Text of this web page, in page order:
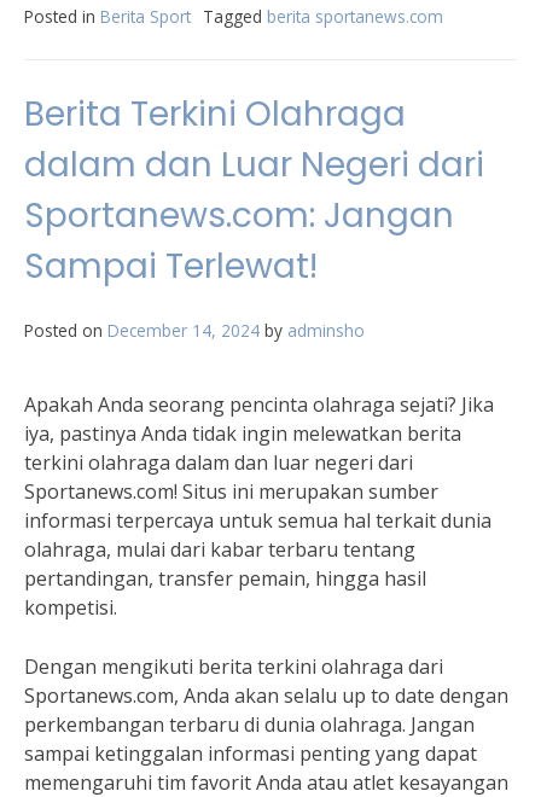
Posted in Berita Sport Tagged berita sportanews.com
Berita Terkini Olahraga
dalam dan Luar Negeri dari
Sportanews.com: Jangan
Sampai Terlewat!
Posted on December 14, 2024 by adminsho
Apakah Anda seorang pencinta olahraga sejati? Jika
iya, pastinya Anda tidak ingin melewatkan berita
terkini olahraga dalam dan luar negeri dari
Sportanews.com! Situs ini merupakan sumber
informasi terpercaya untuk semua hal terkait dunia
olahraga, mulai dari kabar terbaru tentang
pertandingan, transfer pemain, hingga hasil
kompetisi.
Dengan mengikuti berita terkini olahraga dari
Sportanews.com, Anda akan selalu up to date dengan
perkembangan terbaru di dunia olahraga. Jangan
sampai ketinggalan informasi penting yang dapat
memengaruhi tim favorit Anda atau atlet kesayangan